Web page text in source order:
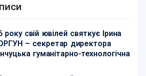
року свій ювілей святкує Ірина
– секретар директора
гуманітарно-технологічна